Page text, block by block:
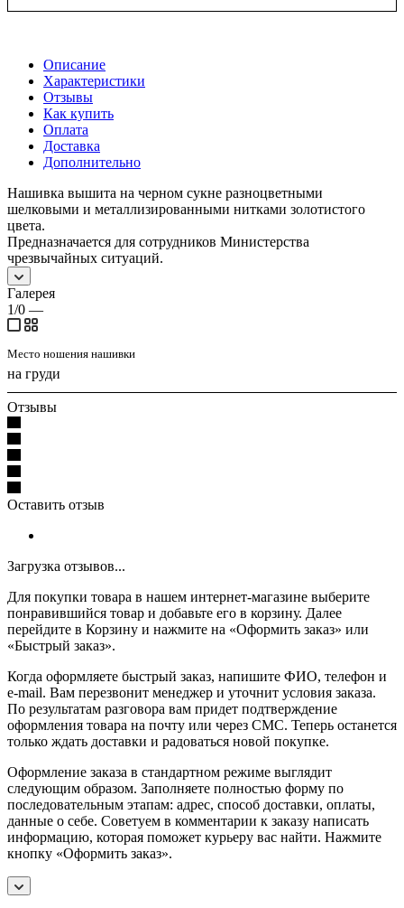
Описание
Характеристики
Отзывы
Как купить
Оплата
Доставка
Дополнительно
Нашивка вышита на черном сукне разноцветными
шелковыми и металлизированными нитками золотистого
цвета.
Предназначается для сотрудников Министерства
чрезвычайных ситуаций.
Галерея
1/0 —
Место ношения нашивки
на груди
Отзывы
Оставить отзыв
Загрузка отзывов...
Для покупки товара в нашем интернет-магазине выберите
понравившийся товар и добавьте его в корзину. Далее
перейдите в Корзину и нажмите на «Оформить заказ» или
«Быстрый заказ».
Когда оформляете быстрый заказ, напишите ФИО, телефон и
e-mail. Вам перезвонит менеджер и уточнит условия заказа.
По результатам разговора вам придет подтверждение
оформления товара на почту или через СМС. Теперь останется
только ждать доставки и радоваться новой покупке.
Оформление заказа в стандартном режиме выглядит
следующим образом. Заполняете полностью форму по
последовательным этапам: адрес, способ доставки, оплаты,
данные о себе. Советуем в комментарии к заказу написать
информацию, которая поможет курьеру вас найти. Нажмите
кнопку «Оформить заказ».